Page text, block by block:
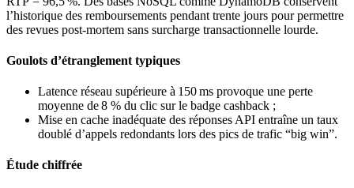
l’historique des remboursements pendant trente jours pour permettre
des revues post‑mortem sans surcharge transactionnelle lourde.
Goulots d’étranglement typiques
Latence réseau supérieure à 150 ms provoque une perte
moyenne de 8 % du clic sur le badge cashback ;
Mise en cache inadéquate des réponses API entraîne un taux
doublé d’appels redondants lors des pics de trafic “big win”.
Étude chiffrée